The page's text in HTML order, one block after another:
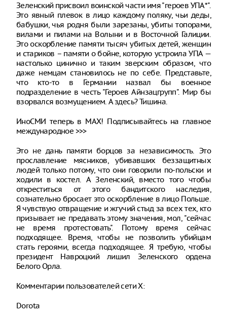
Зеленский присвоил воинской части имя "героев УПА*".
Это явный плевок в лицо каждому поляку, чьи деды,
бабушки, чья родня были зарезаны, убиты топорами,
вилами и пилами на Волыни и в Восточной Галиции.
Это оскорбление памяти тысяч убитых детей, женщин
и стариков – памяти о бойне, которую устроила УПА —
настолько цинично и таким зверским образом, что
даже немцам становилось не по себе. Представьте,
что кто-то в Германии назвал бы военное
подразделение в честь "Героев Айнзацгрупп". Мир бы
взорвался возмущением. А здесь? Тишина.
ИноСМИ теперь в MAX! Подписывайтесь на главное
международное >>>
Это не дань памяти борцов за независимость. Это
прославление мясников, убивавших беззащитных
людей только потому, что они говорили по-польски и
ходили в костел. А Зеленский, вместо того чтобы
откреститься от этого бандитского наследия,
сознательно бросает это оскорбление в лицо Польше.
Я чувствую отвращение и жгучий стыд за всех тех, кто
призывает не предавать этому значения, мол, "сейчас
не время протестовать". Потому время сейчас
подходящее. Время, чтобы не позволить убийцам
стать героями, всегда подходящее. Я требую, чтобы
президент Навроцкий лишил Зеленского ордена
Белого Орла.
Комментарии пользователей сети X:
Dorota